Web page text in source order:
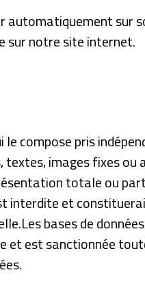
automatiquement sur
sur notre site internet.
le compose pris
images fixes ou
totale ou
interdite et
bases de
et est sanctionnée